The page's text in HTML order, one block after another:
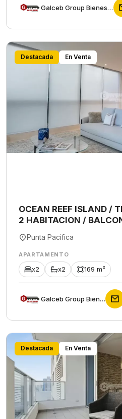
Galceb Group Bienes Raices
Destacada En Venta
OCEAN REEF ISLAND /
2 HABITACION /
Punta Pacifica
APARTAMENTO
x2 x2 169 m²
Galceb Group Bienes Raices
Destacada En Venta